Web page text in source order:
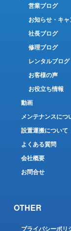
営業ブログ
お知らせ・キ
社長ブログ
修理ブログ
レンタルブログ
お客様の声
お役立ち情報
動画
メンテナンスにつ
設置運搬について
よくある質問
会社概要
お問合せ
OTHER
プライバシーポリ